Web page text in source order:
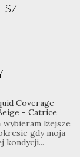
Coverage
- Catrice
wybieram lżejsze
gdy moja
kondycji...